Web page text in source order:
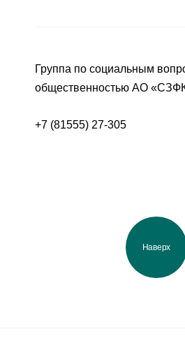
Группа по социальным
общественностью АО
+7 (81555) 27-305
Наверх